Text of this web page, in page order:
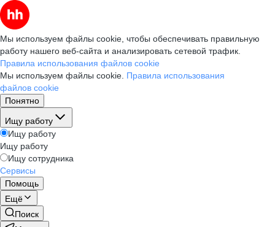
Мы используем файлы cookie, чтобы обеспечивать правильную
работу нашего веб-сайта и анализировать сетевой трафик.
Правила использования файлов cookie
Мы используем файлы cookie. Правила использования
файлов cookie
Понятно
Ищу работу
Ищу работу
Ищу работу
Ищу сотрудника
Сервисы
Помощь
Ещё
Поиск